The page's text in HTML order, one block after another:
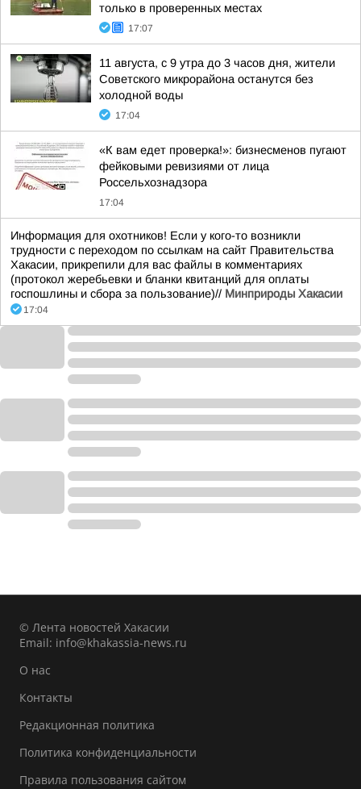
только в проверенных местах
17:07
11 августа, с 9 утра до 3 часов дня, жители
Советского микрорайона останутся без
холодной воды
17:04
«К вам едет проверка!»: бизнесменов пугают
фейковыми ревизиями от лица
Россельхознадзора
17:04
Информация для охотников! Если у кого-то возникли
трудности с переходом по ссылкам на сайт Правительства
Хакасии, прикрепили для вас файлы в комментариях
(протокол жеребьевки и бланки квитанций для оплаты
госпошлины и сбора за пользование)// Минприроды Хакасии
17:04
© Лента новостей Хакасии
Email: info@khakassia-news.ru
О нас
Контакты
Редакционная политика
Политика конфиденциальности
Правила пользования сайтом